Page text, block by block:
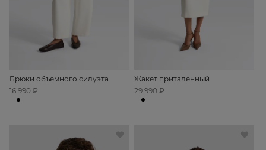
Брюки объемного силуэта
16 990 ₽
Жакет приталенный
29 990 ₽